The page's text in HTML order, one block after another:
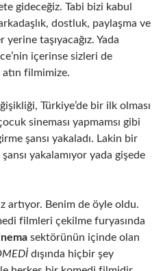
gideceğiz. Tabi bizi kabul
dostluk, paylaşma ve
taşıyacağız. Yada
içerinse sizleri de
atın filmimize.
Türkiye’de bir ilk olması
sineması yapmamsı gibi
şansı yakaladı. Lakin bir
yakalamıyor yada gişede
artıyor. Benim de öyle oldu.
filmleri çekilme furyasında
sektörünün içinde olan
dışında hiçbir şey